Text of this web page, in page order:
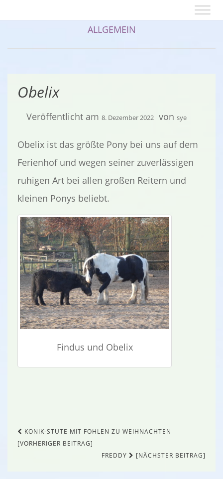
ALLGEMEIN
Obelix
Veröffentlicht am 8. Dezember 2022 von sye
Obelix ist das größte Pony bei uns auf dem
Ferienhof und wegen seiner zuverlässigen
ruhigen Art bei allen großen Reitern und
kleinen Ponys beliebt.
Findus und Obelix
Beitragsnavigation
KONIK-STUTE MIT FOHLEN ZU WEIHNACHTEN
[VORHERIGER BEITRAG]
FREDDY
[NÄCHSTER BEITRAG]